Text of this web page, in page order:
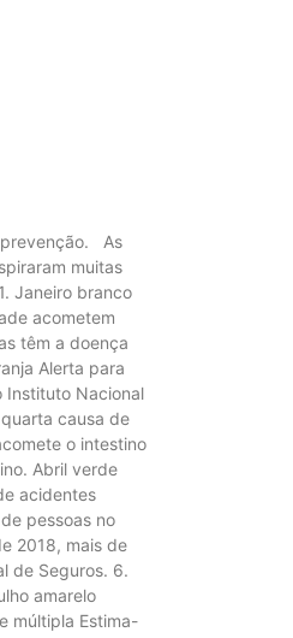
prevenção. As
muitas
Janeiro branco
acometem
têm a doença
Alerta para
Instituto Nacional
causa de
o intestino
Abril verde
acidentes
pessoas no
2018, mais de
de Seguros. 6.
amarelo
múltipla Estima-